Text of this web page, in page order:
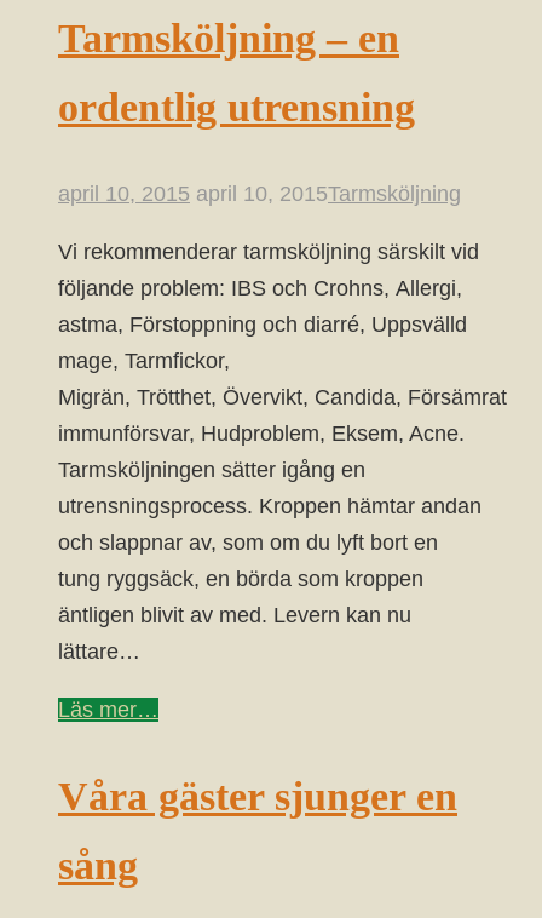
Tarmsköljning – en
ordentlig utrensning
april 10, 2015 april 10, 2015Tarmsköljning
Vi rekommenderar tarmsköljning särskilt vid
följande problem: IBS och Crohns, Allergi,
astma, Förstoppning och diarré, Uppsvälld
mage, Tarmfickor,
Migrän, Trötthet, Övervikt, Candida, Försämrat
immunförsvar, Hudproblem, Eksem, Acne.
Tarmsköljningen sätter igång en
utrensningsprocess. Kroppen hämtar andan
och slappnar av, som om du lyft bort en
tung ryggsäck, en börda som kroppen
äntligen blivit av med. Levern kan nu
lättare…
Läs mer…
Våra gäster sjunger en
sång